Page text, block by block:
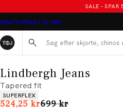
SALE - SPAR
GRATIS FRAGT V/ 499,-
Søg her...
Lindbergh Jeans
Tapered fit
Produkt egenskaber
SUPERFLEX
524,25 krI alt (uden rabat)
699 kr